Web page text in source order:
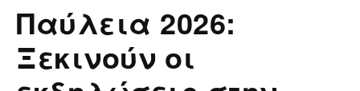
Παύλεια 2026:
Ξεκινούν οι